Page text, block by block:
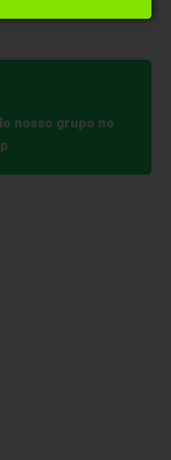
nosso grupo no